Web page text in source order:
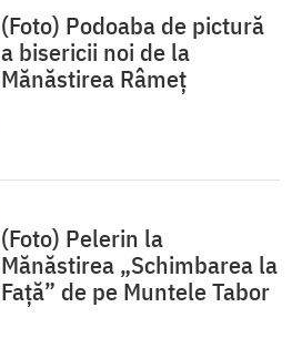
(Foto) Podoaba de pictură
a bisericii noi de la
Mănăstirea Râmeț
(Foto) Pelerin la
Mănăstirea „Schimbarea la
Față” de pe Muntele Tabor